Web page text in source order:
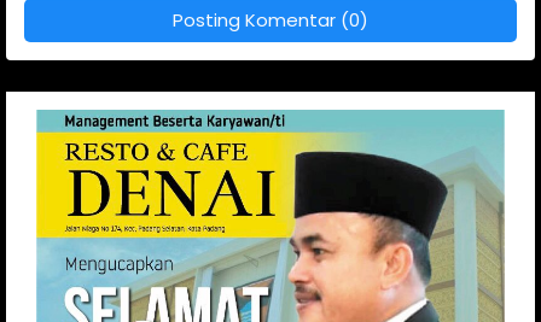
Posting Komentar (0)